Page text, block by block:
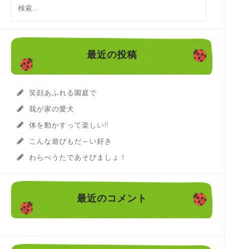
最近の投稿
笑顔あふれる園庭で
我が家の愛犬
体を動かすって楽しい!!
こんな遊びもだ～い好き
わらべうたであそびましょ！
最近のコメント